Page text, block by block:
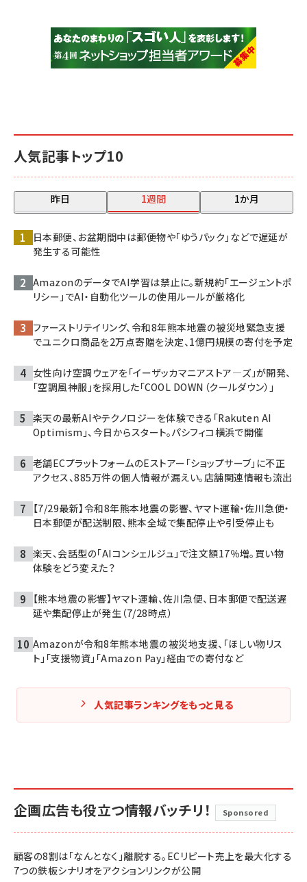
人気記事トップ10
昨日 1週間 1か月
日本郵便、お盆期間中は郵便物や「ゆうパック」などで遅延が
発生する可能性
AmazonのデータでAI学習は禁止に。新規約「エージェントポ
リシー」でAI・自動化ツールの使用ルールが厳格化
ファーストリテイリング、令和8年熊本地震の被災地緊急支援
でユニクロ商品を2万点寄贈を決定、1億円規模の寄付を予定
女性向け空調ウェアを「イーザッカマニアストア―ズ」が開発、
「空調風神服」を採用した「COOL DOWN（クールダウン）」
楽天の最新AIやテクノロジーを体験できる「Rakuten AI
Optimism」、今日からスタート。パシフィコ横浜で開催
老舗ECプラットフォームのEストアー「ショップサーブ」に不正
アクセス、885万件の個人情報が漏えい。店舗関連情報も流出
【7/29最新】令和8年熊本地震の影響、ヤマト運輸・佐川急便・
日本郵便が配送制限、熊本全域で集配停止や引受停止も
楽天、会話型の「AIコンシェルジュ」で注文額17％増。買い物
体験をどう変えた？
【熊本地震の影響】ヤマト運輸、佐川急便、日本郵便で配送遅
延や集配停止が発生（7/28時点）
Amazonが令和8年熊本地震の被災地支援、「ほしい物リス
ト」「支援物資」「Amazon Pay」経由での寄付など
人気記事ランキングをもっと見る
企画広告も役立つ情報バッチリ！ Sponsored
顧客の8割は「なんとなく」離脱する。ECリピート売上を最大化する
7つの鉄板シナリオをアクションリンクが公開